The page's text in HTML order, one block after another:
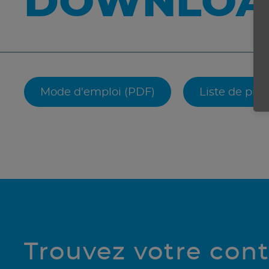
Mode d'emploi (PDF) Liste de
Trouvez votre